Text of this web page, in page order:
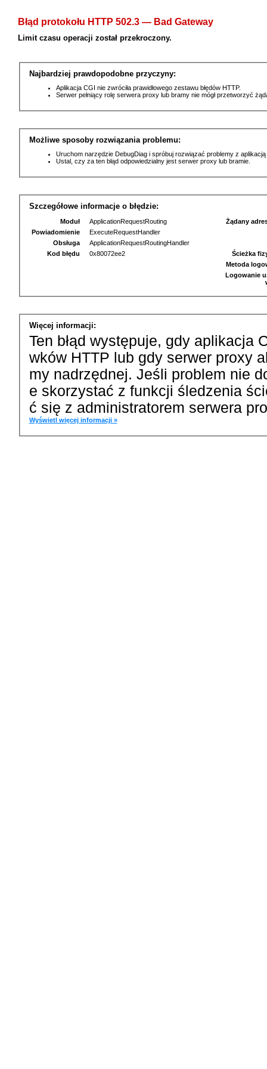
Błąd protokołu HTTP 502.3 — Bad Gateway
Limit czasu operacji został przekroczony.
Najbardziej prawdopodobne przyczyny:
Aplikacja CGI nie zwróciła prawidłowego zestawu błędów HTTP.
Serwer pełniący rolę serwera proxy lub bramy nie mógł przetworzyć
Możliwe sposoby rozwiązania problemu:
Uruchom narzędzie DebugDiag i spróbuj rozwiązać problemy z
Ustal, czy za ten błąd odpowiedzialny jest serwer proxy lub bramie.
Szczegółowe informacje o błędzie:
Moduł
ApplicationRequestRouting
Powiadomienie
ExecuteRequestHandler
Obsługa
ApplicationRequestRoutingHandler
Kod błędu
0x80072ee2
Żądany
Ścieżka
Metoda
Logowanie
Więcej informacji:
Ten błąd występuje, gdy aplikacja
wków HTTP lub gdy serwer proxy
my nadrzędnej. Jeśli problem nie
e skorzystać z funkcji śledzenia
ć się z administratorem serwera
Wyświetl więcej informacji »